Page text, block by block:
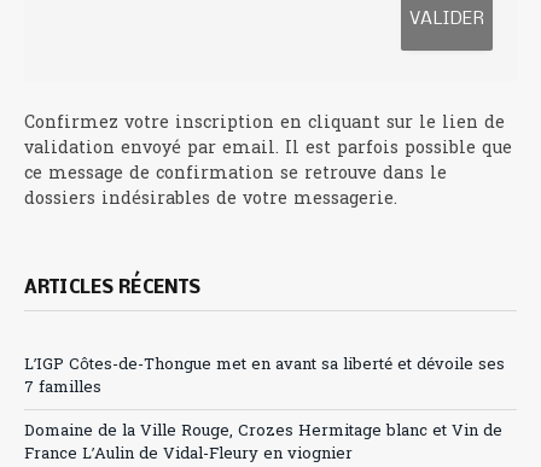
Confirmez votre inscription en cliquant sur le lien de
validation envoyé par email. Il est parfois possible que
ce message de confirmation se retrouve dans le
dossiers indésirables de votre messagerie.
ARTICLES RÉCENTS
L’IGP Côtes-de-Thongue met en avant sa liberté et dévoile ses
7 familles
Domaine de la Ville Rouge, Crozes Hermitage blanc et Vin de
France L’Aulin de Vidal-Fleury en viognier